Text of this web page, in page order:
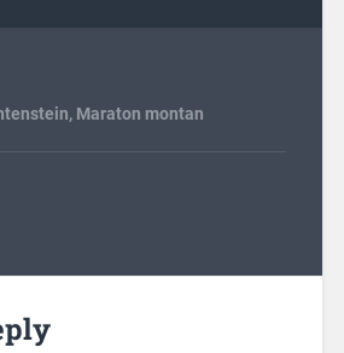
, Maraton montan